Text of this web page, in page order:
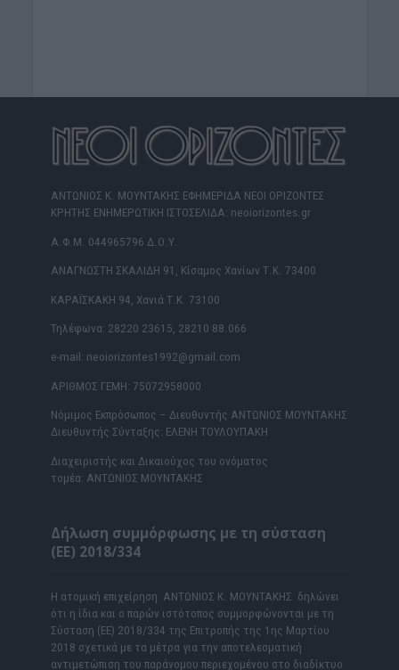
ΑΝΤΩΝΙΟΣ Κ. ΜΟΥΝΤΑΚΗΣ ΕΦΗΜΕΡΙΔΑ ΝΕΟΙ ΟΡΙΖΟΝΤΕΣ
ΚΡΗΤΗΣ ΕΝΗΜΕΡΩΤΙΚΗ ΙΣΤΟΣΕΛΙΔΑ: neoiorizontes.gr
Α.Φ.Μ. 044965796 Δ.Ο.Υ.
ΑΝΑΓΝΩΣΤΗ ΣΚΑΛΙΔΗ 91, Κίσαμος Χανίων Τ.Κ. 73400
ΚΑΡΑΪΣΚΑΚΗ 94, Χανιά Τ.Κ. 73100
Τηλέφωνα: 28220 23615, 28210 88.066
e-mail: neoiorizontes1992@gmail.com
ΑΡΙΘΜΟΣ ΓΕΜΗ: 75072958000
Νόμιμος Εκπρόσωπος – Διευθυντής ΑΝΤΩΝΙΟΣ ΜΟΥΝΤΑΚΗΣ
Διευθυντής Σύνταξης: ΕΛΕΝΗ ΤΟΥΛΟΥΠΑΚΗ
Διαχειριστής και Δικαιούχος του ονόματος
τομέα: ΑΝΤΩΝΙΟΣ ΜΟΥΝΤΑΚΗΣ
Δήλωση συμμόρφωσης με τη σύσταση
(ΕΕ) 2018/334
Η ατομική επιχείρηση ΑΝΤΩΝΙΟΣ Κ. ΜΟΥΝΤΑΚΗΣ δηλώνει
ότι η ίδια και ο παρών ιστότοπος συμμορφώνονται με τη
Σύσταση (ΕΕ) 2018/334 της Επιτροπής της 1ης Μαρτίου
2018 σχετικά με τα μέτρα για την αποτελεσματική
αντιμετώπιση του παράνομου περιεχομένου στο διαδίκτυο